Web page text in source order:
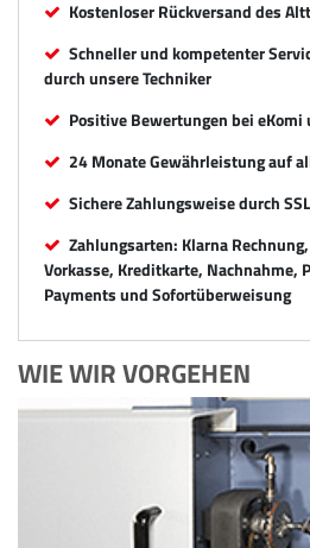
Kostenloser Rückversand des
Schneller und kompetenter
durch unsere Techniker
Positive Bewertungen bei eKomi
24 Monate Gewährleistung auf
Sichere Zahlungsweise durch
Zahlungsarten: Klarna
Vorkasse, Kreditkarte, Nachnahme,
Payments und Sofortüberweisung
WIE WIR VORGEHEN